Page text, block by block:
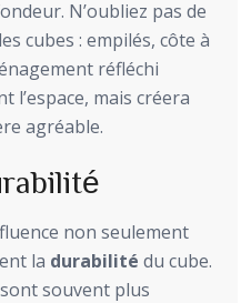
N’oubliez pas de
cubes : empilés, côte à
réfléchi
l’espace, mais créera
agréable.
non seulement
la durabilité du cube.
souvent plus